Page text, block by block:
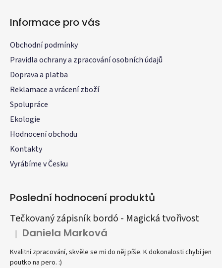
Informace pro vás
Obchodní podmínky
Pravidla ochrany a zpracování osobních údajů
Doprava a platba
Reklamace a vrácení zboží
Spolupráce
Ekologie
Hodnocení obchodu
Kontakty
Vyrábíme v Česku
Poslední hodnocení produktů
Tečkovaný zápisník bordó - Magická tvořivost
Hodnocení produktu je 5 z 5 hvězdiček.
| Daniela Marková
Kvalitní zpracování, skvěle se mi do něj píše. K dokonalosti chybí jen
poutko na pero. :)